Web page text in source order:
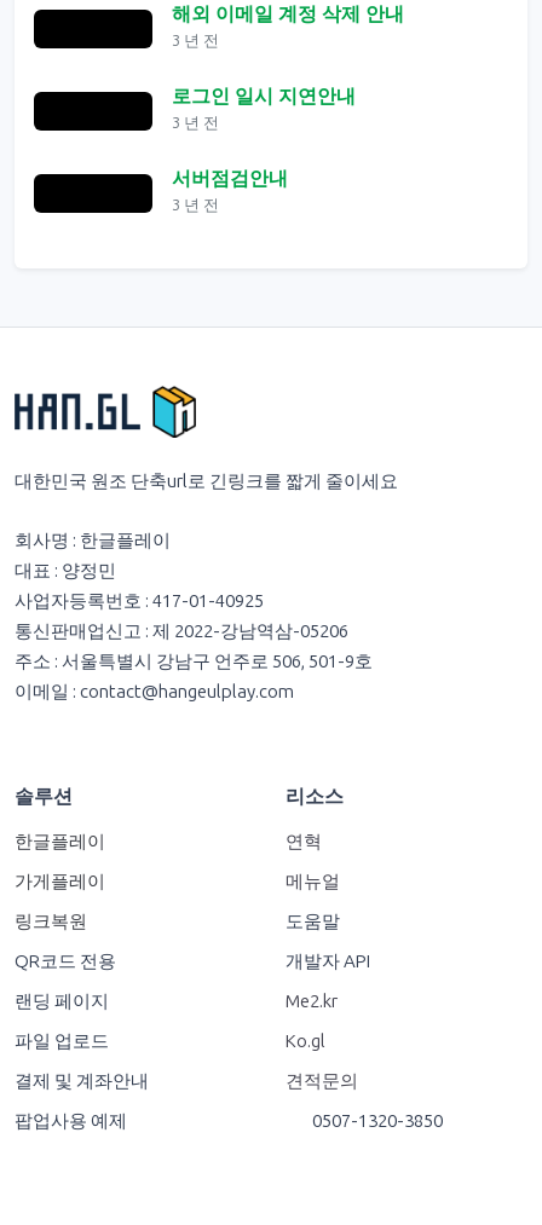
해외 이메일 계정 삭제 안내
3 년 전
로그인 일시 지연안내
3 년 전
서버점검안내
3 년 전
대한민국 원조 단축url로 긴링크를 짧게 줄이세요
회사명 : 한글플레이
대표 : 양정민
사업자등록번호 : 417-01-40925
통신판매업신고 : 제 2022-강남역삼-05206
주소 : 서울특별시 강남구 언주로 506, 501-9호
이메일 : contact@hangeulplay.com
솔루션
한글플레이
가게플레이
링크복원
QR코드 전용
랜딩 페이지
파일 업로드
결제 및 계좌안내
팝업사용 예제
리소스
연혁
메뉴얼
도움말
개발자 API
Me2.kr
Ko.gl
견적문의
0507-1320-3850